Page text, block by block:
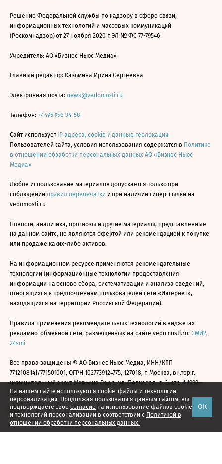
На нашем сайте используются cookie-файлы и технологии
персонализации. Продолжая пользоваться данным сайтом, вы
подтверждаете свое согласие на использование файлов cookie
и технологий персонализации в соответствии с Политикой в
отношении обработки персональных данных.
ОК
Решение Федеральной службы по надзору в сфере связи,
информационных технологий и массовых коммуникаций
(Роскомнадзор) от 27 ноября 2020 г. ЭЛ № ФС 77-79546
Учредитель: АО «Бизнес Ньюс Медиа»
Главный редактор: Казьмина Ирина Сергеевна
Электронная почта: news@vedomosti.ru
Телефон: +7 495 956-34-58
Сайт использует IP адреса, cookie и данные геолокации
Пользователей сайта, условия использования содержатся в Политике
в отношении обработки персональных данных АО «Бизнес Ньюс
Медиа»
Любое использование материалов допускается только при
соблюдении правил перепечатки и при наличии гиперссылки на
vedomosti.ru
Новости, аналитика, прогнозы и другие материалы, представленные
на данном сайте, не являются офертой или рекомендацией к покупке
или продаже каких-либо активов.
На информационном ресурсе применяются рекомендательные
технологии (информационные технологии предоставления
информации на основе сбора, систематизации и анализа сведений,
относящихся к предпочтениям пользователей сети «Интернет»,
находящихся на территории Российской Федерации).
Правила применения рекомендательных технологий в виджетах
рекламно-обменной сети, размещенных на сайте vedomosti.ru: СМИ2,
24smi
Все права защищены © АО Бизнес Ньюс Медиа, ИНН/КПП
7712108141/771501001, ОГРН 1027739124775, 127018, г. Москва, вн.тер.г.
муниципальный округ Марьина Роща, ул. Полковая, д. 3, стр. 1 1999—
2026